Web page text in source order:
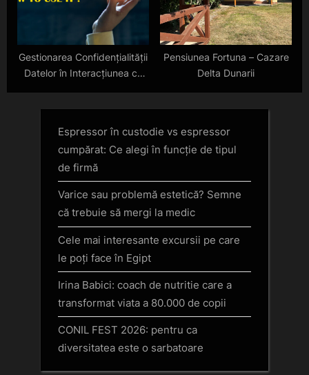
Gestionarea Confidențialității
Datelor în Interacțiunea cu
Pensiunea Fortuna – Cazare
Delta Dunarii
Espressor în custodie vs espressor
cumpărat: Ce alegi în funcție de tipul
de firmă
Varice sau problemă estetică? Semne
că trebuie să mergi la medic
Cele mai interesante excursii pe care
le poți face în Egipt
Irina Babici: coach de nutritie care a
transformat viata a 80.000 de copii
CONIL FEST 2026: pentru ca
diversitatea este o sarbatoare